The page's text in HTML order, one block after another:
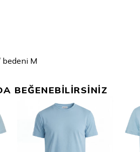
bedeni M
BEĞENEBİLİRSİNİZ